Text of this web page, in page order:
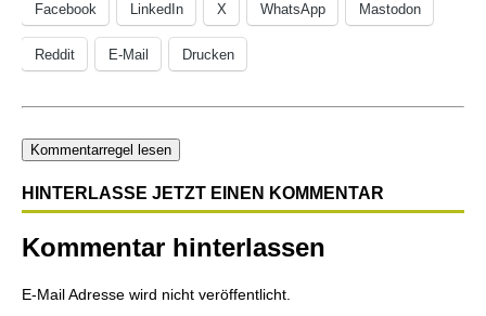
Facebook LinkedIn X WhatsApp Mastodon
Reddit E-Mail Drucken
Kommentarregel lesen
HINTERLASSE JETZT EINEN KOMMENTAR
Kommentar hinterlassen
E-Mail Adresse wird nicht veröffentlicht.